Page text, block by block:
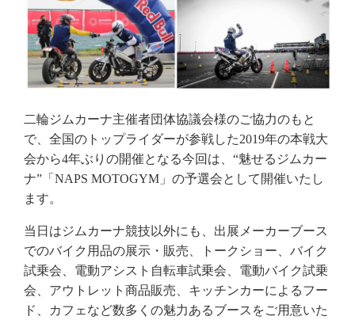
二輪ジムカーナ主催者団体協議会様のご協力のもと
で、全国のトップライダーが参戦した2019年の本戦大
会から4年ぶりの開催となる今回は、“魅せるジムカー
ナ”「NAPS MOTOGYM」の予選会として開催いたし
ます。
当日はジムカーナ競技以外にも、出展メーカーブース
でのバイク用品の展示・販売、トークショー、バイク
試乗会、電動アシスト自転車試乗会、電動バイク試乗
会、アウトレット商品販売、キッチンカーによるフー
ド、カフェなど数多くの魅力あるブースをご用意いた